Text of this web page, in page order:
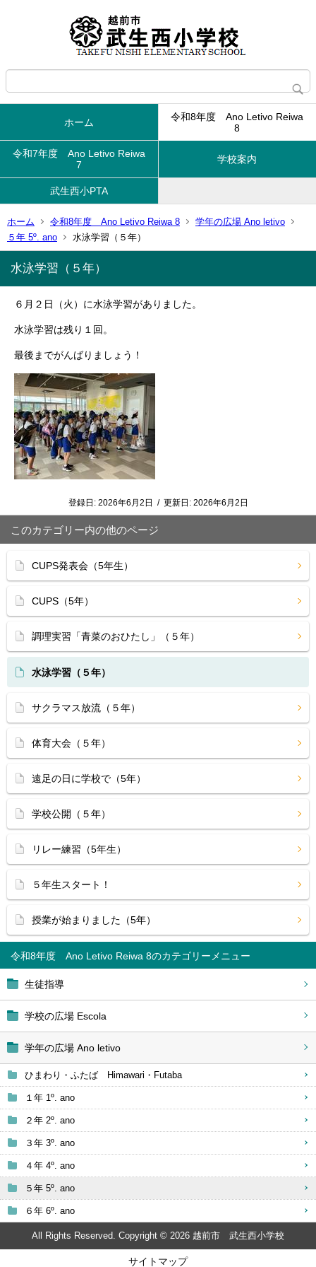
ホーム
令和8年度 Ano Letivo Reiwa
8
令和7年度 Ano Letivo Reiwa
7
学校案内
武生西小PTA
ホーム 令和8年度 Ano Letivo Reiwa 8
学年の広場 Ano letivo
５年 5º. ano
水泳学習（５年）
令和8年度 Ano Letivo Reiwa 8
生徒指導
学校の広場 Escola
学年の広場 Ano letivo
ひまわり・ふたば Himawari・Futaba
１年 1º. ano
２年 2º. ano
３年 3º. ano
４年 4º. ano
５年 5º. ano
６年 6º. ano
水泳学習（５年）
６月２日（火）に水泳学習がありました。
水泳学習は残り１回。
最後までがんばりましょう！
登録日: 2026年6月2日 / 更新日: 2026年6月2日
このカテゴリー内の他のページ
CUPS発表会（5年生）
CUPS（5年）
調理実習「青菜のおひたし」（５年）
水泳学習（５年）
サクラマス放流（５年）
体育大会（５年）
遠足の日に学校で（5年）
学校公開（５年）
リレー練習（5年生）
５年生スタート！
授業が始まりました（5年）
All Rights Reserved. Copyright © 2026 越前市 武生西小学校
サイトマップ